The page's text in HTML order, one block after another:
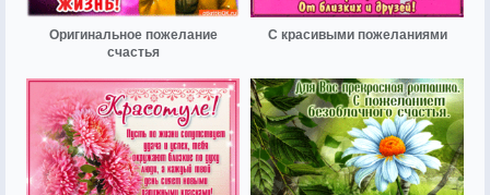
Оригинальное пожелание
счастья
С красивыми пожеланиями